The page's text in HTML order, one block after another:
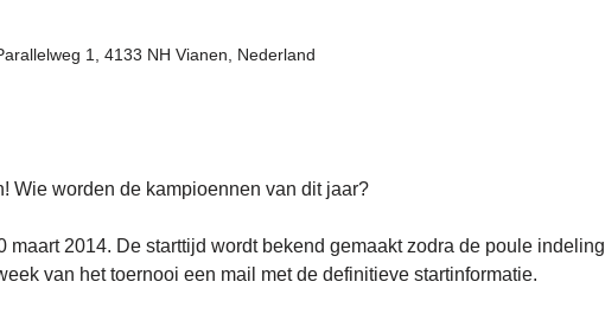
1, 4133 NH Vianen, Nederland
Wie worden de kampioennen van dit jaar?
2014. De starttijd wordt bekend gemaakt zodra de poule indeling
van het toernooi een mail met de definitieve startinformatie.